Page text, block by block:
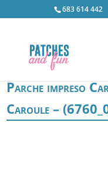
683 614 442
Parche impreso
Caroule –